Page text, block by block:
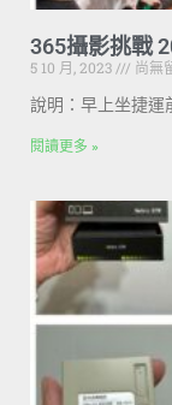
365攝影挑戰
5 10 月, 2023
尚無
說明：早上坐捷運
閱讀更多 »